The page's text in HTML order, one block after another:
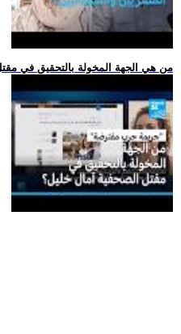
.. من هي الجهة المخولة بالتحقيق في